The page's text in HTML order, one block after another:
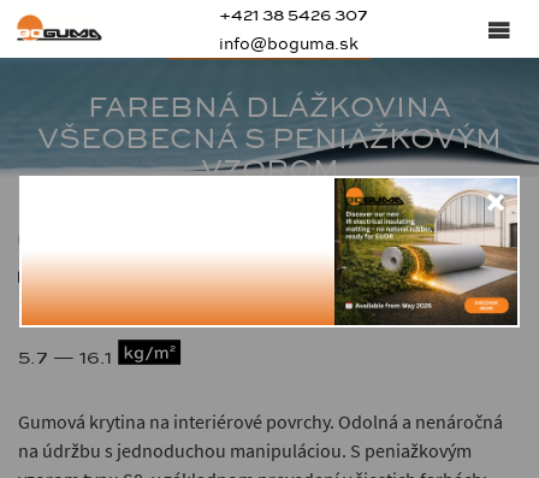
+421 38 5426 307
info@boguma.sk
S8 - SBR - COLOR
FAREBNÁ DLÁŽKOVINA
VŠEOBECNÁ S PENIAŽKOVÝM
VZOROM
80 ± 5
4 — 10
5.7 — 16.1
Gumová krytina na interiérové povrchy. Odolná a nenáročná
na údržbu s jednoduchou manipuláciou. S peniažkovým